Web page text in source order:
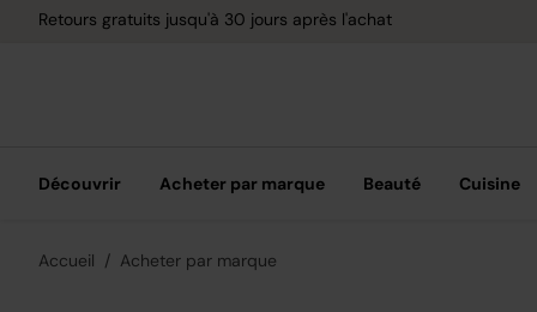
Retours gratuits jusqu'à 30 jours après l'achat
Découvrir Acheter par marque Beauté Cuisine
Accueil Acheter par marque